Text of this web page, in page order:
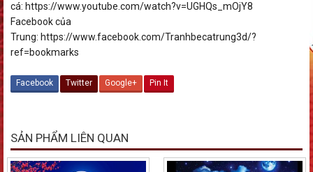
cá: https://www.youtube.com/watch?v=UGHQs_mOjY8
Facebook của
Trung: https://www.facebook.com/Tranhbecatrung3d/?
ref=bookmarks
Facebook Twitter Google+ Pin It
SẢN PHẨM LIÊN QUAN